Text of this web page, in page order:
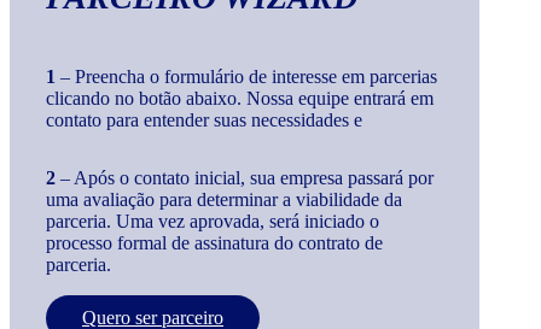
1 – Preencha o formulário de interesse em parcerias
clicando no botão abaixo. Nossa equipe entrará em
contato para entender suas necessidades e
2 – Após o contato inicial, sua empresa passará por
uma avaliação para determinar a viabilidade da
parceria. Uma vez aprovada, será iniciado o
processo formal de assinatura do contrato de
parceria.
Quero ser parceiro